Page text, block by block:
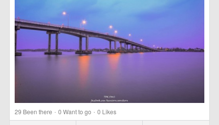
29 Been there · 0 Want to go · 0 Likes